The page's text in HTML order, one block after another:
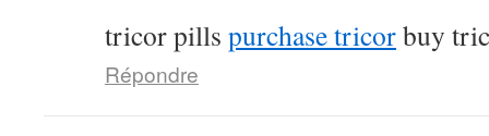
tricor pills purchase tricorbuy
Répondre